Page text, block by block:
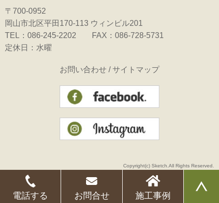
〒700-0952
岡山市北区平田170-113 ウィンビル201
TEL：086-245-2202 FAX：086-728-5731
定休日：水曜
お問い合わせ /サイトマップ
Copyright(c) Sketch.All Rights Reserved.
電話する お問合せ 施工事例